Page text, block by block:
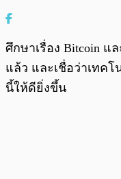
ศึกษาเรื่อง Bitcoin แล
แล้ว และเชื่อว่าเทค
นี้ให้ดียิ่งขึ้น